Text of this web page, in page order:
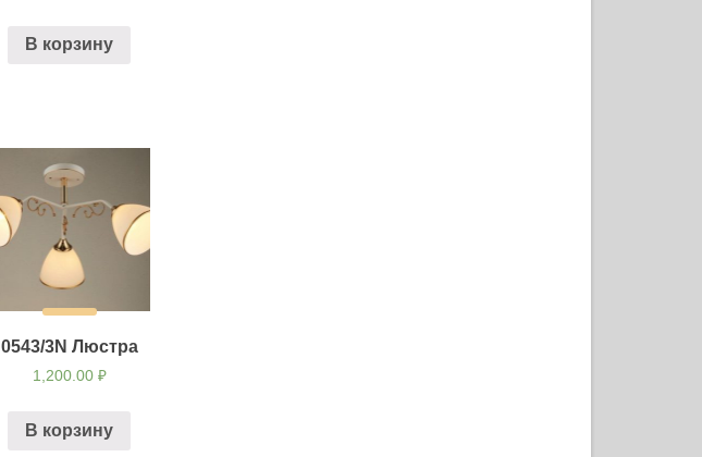
В корзину
0543/3N Люстра
1,200.00 ₽
В корзину